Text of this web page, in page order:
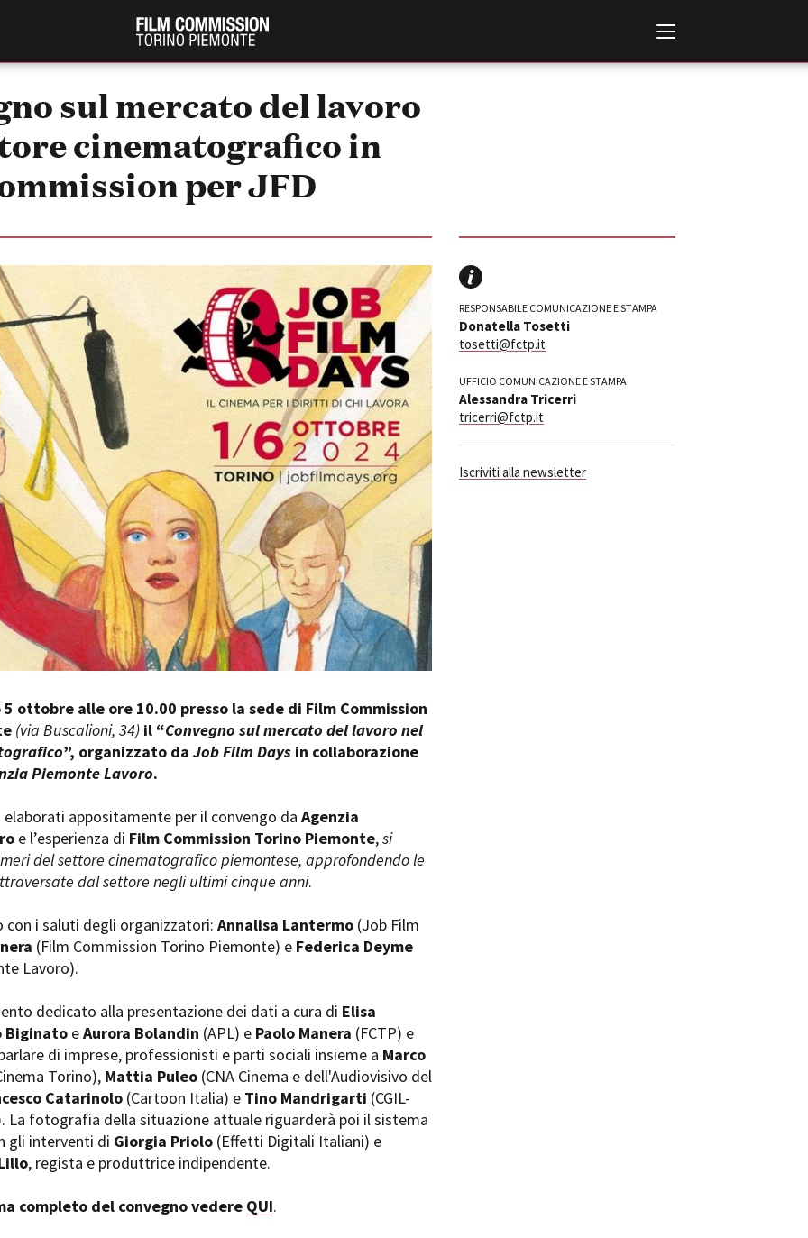
Italiano English
Fund
PRODUCTION GUIDE
Società di produzione
Strutture di servizio
Professionisti
Attrici-Attori
Beginners
LOCATION GUIDE
FILM DATABASE
BOOK DATABASE
NEWS
CASTING
EVENTI, SPECIALI
TFI Torino Film Industry - Production
Days
Avenue Cove - Erasmus +
Guarda che storia!
La Grazia - Immagini e location della
Open Day
Ciak in TOur!
FESTIVAL, MARKETS, AWARDS
International Film Festival Rotterdam
Berlinale Internationalen
Filmfestspiele Berlin
Festival de Cannes
Biografilm Festival - Bio to B Industry
Days
Locarno Film Festival
Mostra Internazionale d’Arte
Cinematografica Venezia
Toronto International Film Festival
Festa del Cinema di Roma
Torino Film Festival
David di Donatello
Nastri d’Argento
Premio Solinas
STRUMENTI
Location - Accedi al tuo profilo
Newsletter
Lavora con noi
Stage - Tirocini - Scuola e Lavoro
e gare Contatti Privacy Cookie policy Whistleblowing Credits
sul mercato del lavoro
cinematografico in
per JFD
ottobre alle ore 10.00 presso la sede di Film Commission
(via Buscalioni, 34)il “Convegno sul mercato del lavoro nel
”, organizzato da Job Film Daysin collaborazione
Piemonte Lavoro.
appositamente per il convengo da Agenzia
e l’esperienza di Film Commission Torino Piemonte,si
del settore cinematografico piemontese, approfondendo le
dal settore negli ultimi cinque anni.
con i saluti degli organizzatori: Annalisa Lantermo(Job Film
(Film Commission Torino Piemonte) e Federica Deyme
Lavoro).
dedicato alla presentazione dei dati a cura di Elisa
BiginatoeAurora Bolandin (APL) e Paolo Manera (FCTP) e
di imprese, professionisti e parti sociali insieme a Marco
Torino), Mattia Puleo(CNA Cinema e dell'Audiovisivo del
Catarinolo(Cartoon Italia) e Tino Mandrigarti (CGIL-
La fotografia della situazione attuale riguarderà poi il sistema
gli interventi di Giorgia Priolo(Effetti Digitali Italiani) e
, regista e produttrice indipendente.
completo del convegno vedere QUI.
RESPONSABILE COMUNICAZIONE E STAMPA
Donatella Tosetti
tosetti@fctp.it
UFFICIO COMUNICAZIONE E STAMPA
Alessandra Tricerri
tricerri@fctp.it
Iscriviti alla newsletter